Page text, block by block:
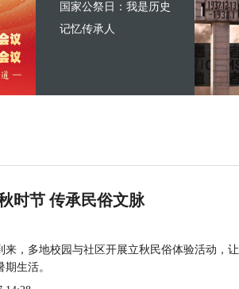
国家公祭日：我是历史
记忆传承人
时节 传承民俗文脉
来，多地校园与社区开展立秋民俗体验活动，
生活。